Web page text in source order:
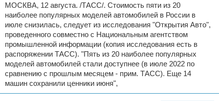
МОСКВА, 12 августа. /ТАСС/. Стоимость пяти из 20
наиболее популярных моделей автомобилей в России в
июле снизилась, следует из исследования "Открытия Авто",
проведенного совместно с Национальным агентством
промышленной информации (копия исследования есть в
распоряжении ТАСС). "Пять из 20 наиболее популярных
моделей автомобилей стали доступнее (в июле 2022 по
сравнению с прошлым месяцем - прим. ТАСС). Еще 14
машин сохранили ценники июня",